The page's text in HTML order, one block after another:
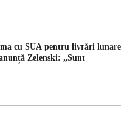
cu SUA pentru livrări lunare
Zelenski: „Sunt